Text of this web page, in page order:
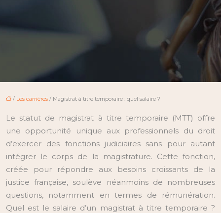
/ Les carrières / Magistrat à titre temporaire : quel salaire ?
Le statut de magistrat à titre temporaire (MTT) offre
une opportunité unique aux professionnels du droit
d’exercer des fonctions judiciaires sans pour autant
intégrer le corps de la magistrature. Cette fonction,
créée pour répondre aux besoins croissants de la
justice française, soulève néanmoins de nombreuses
questions, notamment en termes de rémunération.
Quel est le salaire d’un magistrat à titre temporaire ?